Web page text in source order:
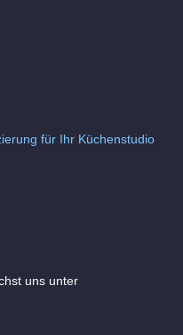
für Ihr Küchenstudio
uns unter